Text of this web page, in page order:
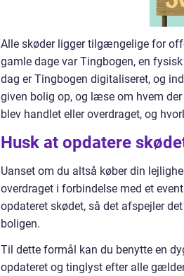
Alle skøder ligger tilgængelige for
gamle dage var Tingbogen, en
dag er Tingbogen digitaliseret, og
given bolig op, og læse om hvem
blev handlet eller overdraget, og
Husk at opdatere
Uanset om du altså køber din
overdraget i forbindelse med et
opdateret skødet, så det afspejler
boligen.
Til dette formål kan du benytte en
opdateret og tinglyst efter alle